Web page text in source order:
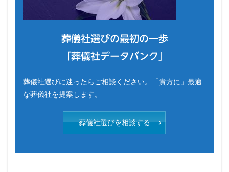
葬儀社選びの最初の一歩
「葬儀社データバンク」
葬儀社選びに迷ったらご相談ください。「貴方に」最適
な葬儀社を提案します。
葬儀社選びを相談する